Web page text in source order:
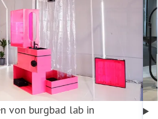
von burgbad lab in